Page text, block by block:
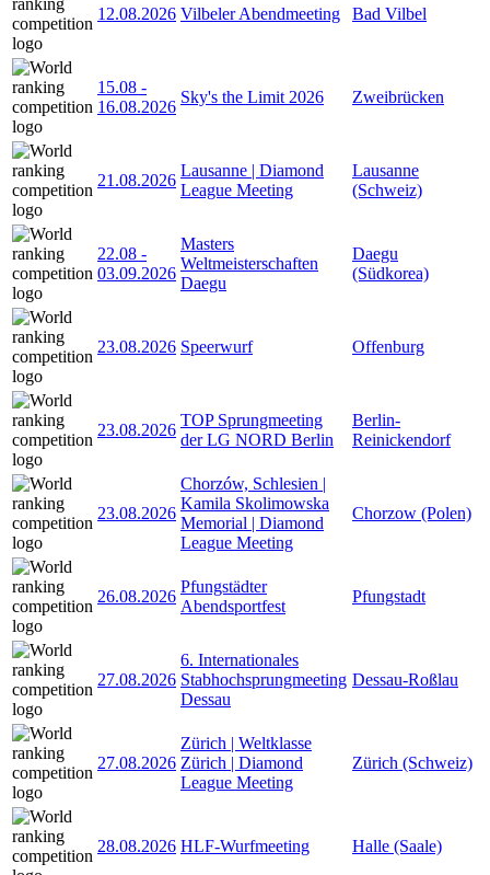
12.08.2026 Vilbeler Abendmeeting Bad Vilbel
15.08 -
16.08.2026
Sky's the Limit 2026 Zweibrücken
21.08.2026
Lausanne | Diamond
League Meeting
Lausanne
(Schweiz)
22.08 -
03.09.2026
Masters
Weltmeisterschaften
Daegu
Daegu
(Südkorea)
23.08.2026 Speerwurf Offenburg
23.08.2026
TOP Sprungmeeting
der LG NORD Berlin
Berlin-
Reinickendorf
23.08.2026
Chorzów, Schlesien |
Kamila Skolimowska
Memorial | Diamond
League Meeting
Chorzow (Polen)
26.08.2026
Pfungstädter
Abendsportfest
Pfungstadt
27.08.2026
6. Internationales
Stabhochsprungmeeting
Dessau
Dessau-Roßlau
27.08.2026
Zürich | Weltklasse
Zürich | Diamond
League Meeting
Zürich (Schweiz)
28.08.2026 HLF-Wurfmeeting Halle (Saale)